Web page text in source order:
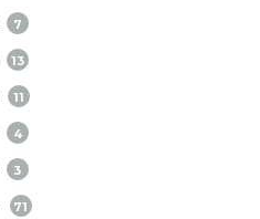
7
13
11
4
3
71